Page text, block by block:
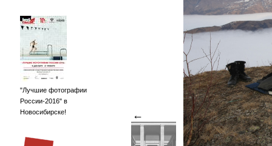
"Лучшие фотографии
России-2016" в
Новосибирске!
←